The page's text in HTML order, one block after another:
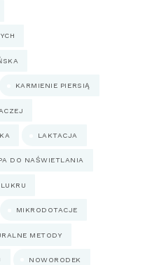
KARMIENIE PIERSIĄ
LAKTACJA
DO NAŚWIETLANIA
MIKRODOTACJE
METODY
NOWORODEK